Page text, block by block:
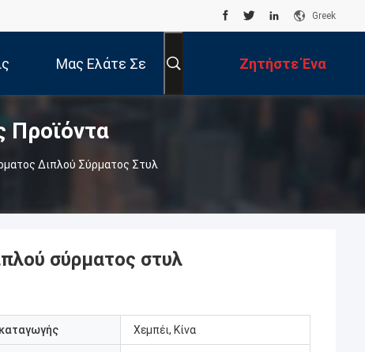
Greek
Μας Ελάτε Σε
Επαφή Με
Ζητήστε Ένα
Απόσπασμα
Προϊόντα
Διπλού Σύρματος Στυλ
σύρματος στυλ
Χεμπέι, Κίνα